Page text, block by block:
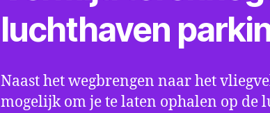
luchthaven
Naast het wegbrengen naar het
mogelijk om je te laten ophalen op de